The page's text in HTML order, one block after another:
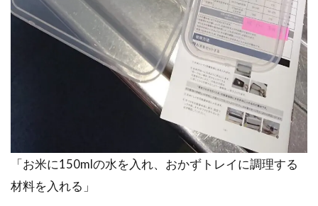
「お米に150mlの水を入れ、おかずトレイに調理する
材料を入れる」